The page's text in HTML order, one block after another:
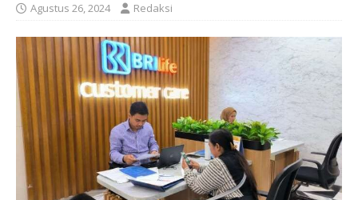
Agustus 26, 2024 Redaksi